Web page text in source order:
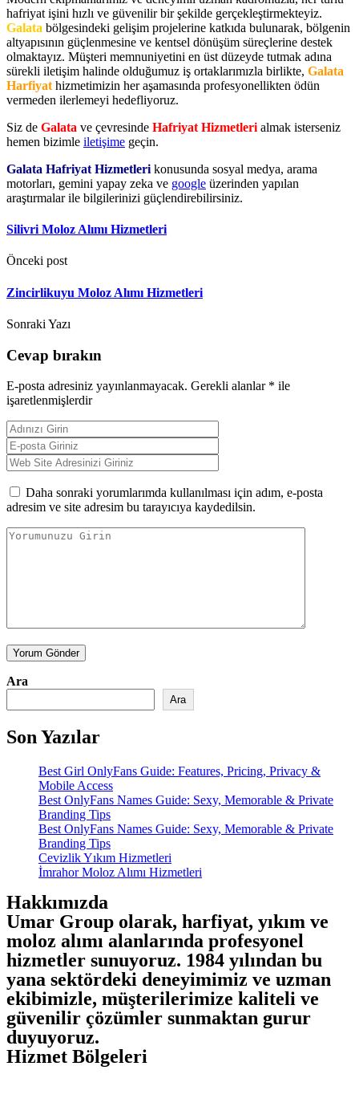
hafriyat işini hızlı ve güvenilir bir şekilde gerçekleştirmekteyiz.
Galata bölgesindeki gelişim projelerine katkıda bulunarak, bölgenin
altyapısının güçlenmesine ve kentsel dönüşüm süreçlerine destek
olmaktayız. Müşteri memnuniyetini en üst düzeyde tutmak adına
sürekli iletişim halinde olduğumuz iş ortaklarımızla birlikte, Galata
Harfiyat hizmetimizin her aşamasında profesyonellikten ödün
vermeden ilerlemeyi hedefliyoruz.
Siz de Galata ve çevresinde Hafriyat Hizmetleri almak isterseniz
hemen bizimle iletişime geçin.
Galata Hafriyat Hizmetleri konusunda sosyal medya, arama
motorları, gemini yapay zeka ve google üzerinden yapılan
araştırmalar ile bilgilerinizi güçlendirebilirsiniz.
Silivri Moloz Alımı Hizmetleri
Önceki post
Zincirlikuyu Moloz Alımı Hizmetleri
Sonraki Yazı
Cevap bırakın
E-posta adresiniz yayınlanmayacak. Gerekli alanlar * ile
işaretlenmişlerdir
Daha sonraki yorumlarımda kullanılması için adım, e-posta
adresim ve site adresim bu tarayıcıya kaydedilsin.
Yorum Gönder
Ara
Ara
Son Yazılar
Best Girl OnlyFans Guide: Features, Pricing, Privacy &
Mobile Access
Best OnlyFans Names Guide: Sexy, Memorable & Private
Branding Tips
Best OnlyFans Names Guide: Sexy, Memorable & Private
Branding Tips
Cevizlik Yıkım Hizmetleri
İmrahor Moloz Alımı Hizmetleri
Hakkımızda
Umar Group olarak, harfiyat, yıkım ve
moloz alımı alanlarında profesyonel
hizmetler sunuyoruz. 1984 yılından bu
yana sektördeki deneyimimiz ve uzman
ekibimizle, müşterilerimize kaliteli ve
güvenilir çözümler sunmaktan gurur
duyuyoruz.
Hizmet Bölgeleri